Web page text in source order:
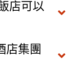
店可以
店集團